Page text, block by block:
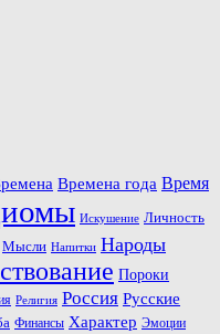
Времена года Время
Искушение Личность
Мысли Напитки Народы
Пороки
Религия Россия Русские
Финансы Характер Эмоции